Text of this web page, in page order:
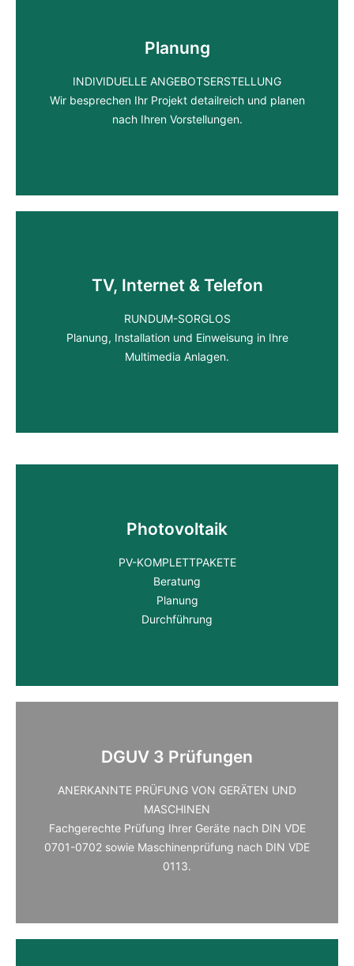
Elektroinstallation
STANDARD ODER SMART-HOME
vom Lichtschalter bis hin zur Jalousiesteuerung
Planung
INDIVIDUELLE ANGEBOTSERSTELLUNG
Wir besprechen Ihr Projekt detailreich und planen
nach Ihren Vorstellungen.
Wir besprechen Ihr Projekt detailreich und planen
nach Ihren Vorstellungen.
TV, Internet & Telefon
RUNDUM-SORGLOS
Planung, Installation und Einweisung in Ihre
Multimedia Anlagen.
RUNDUM-SORGLOS
Planung, Installation und Einweisung in Ihre
Multimedia Anlagen.
Photovoltaik
PV-KOMPLETTPAKETE
Beratung
Planung
Durchführung
Photovoltaik
PV-KOMPLETTPAKETE
Beratung
Planung
Durchführung
DGUV 3 Prüfungen
ANERKANNTE PRÜFUNG VON GERÄTEN UND
MASCHINEN
Fachgerechte Prüfung Ihrer Geräte nach DIN VDE
0701-0702 sowie Maschinenprüfung nach DIN VDE
0113.